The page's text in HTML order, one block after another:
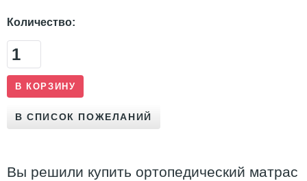
Количество:
Вы решили купить ортопедический матрас